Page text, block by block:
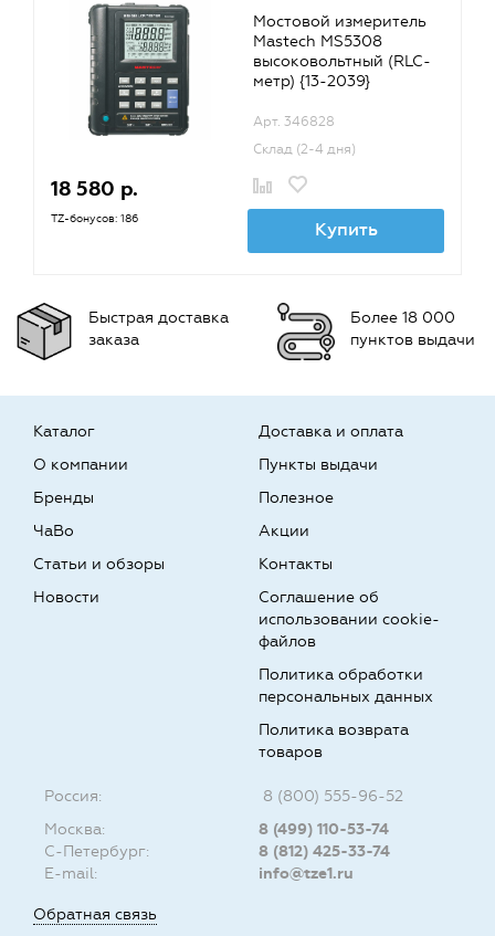
Мостовой измеритель
Mastech MS5308
высоковольтный (RLC-
метр) {13-2039}
Арт. 346828
Склад (2-4 дня)
18 580 р.
TZ-бонусов: 186 Купить
Быстрая доставка
заказа
Более 18 000
пунктов выдачи
Каталог
О компании
Бренды
Доставка и оплата
Пункты выдачи
Полезное
ЧаВо
Статьи и обзоры
Новости
Акции
Контакты
Соглашение об
использовании cookie-
файлов
Политика обработки
персональных данных
Политика возврата
товаров
Россия:
8 (800) 555-96-52
Москва:
8 (499) 110-53-74
С-Петербург:
8 (812) 425-33-74
E-mail:
info@tze1.ru
Обратная связь